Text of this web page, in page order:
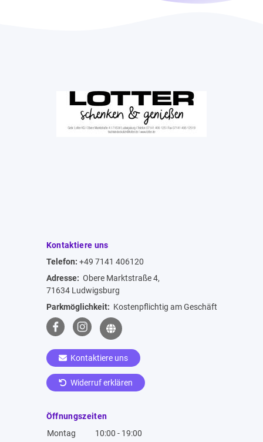
Kontaktiere uns
Telefon: +49 7141 406120
Adresse: Obere Marktstraße 4,
71634 Ludwigsburg
Parkmöglichkeit: Kostenpflichtig am Geschäft
Kontaktiere uns
Widerruf erklären
Öffnungszeiten
Montag
10:00 - 19:00